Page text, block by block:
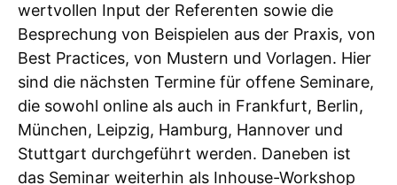
wertvollen Input der Referenten sowie die
Besprechung von Beispielen aus der Praxis, von
Best Practices, von Mustern und Vorlagen. Hier
sind die nächsten Termine für offene Seminare,
die sowohl online als auch in Frankfurt, Berlin,
München, Leipzig, Hamburg, Hannover und
Stuttgart durchgeführt werden. Daneben ist
das Seminar weiterhin als Inhouse-Workshop